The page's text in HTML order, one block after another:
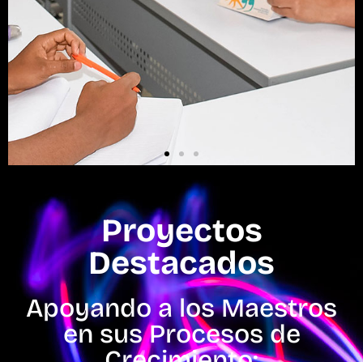
Proyectos
Destacados
Apoyando a los Maestros
en sus Procesos de